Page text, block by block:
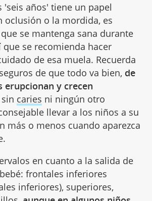
'seis años' tiene un papel
oclusión o la mordida, es
se mantenga sana durante
que se recomienda hacer
de esa muela. Recuerda
de que todo va bien, de
erupcionan y crecen
caries ni ningún otro
llevar a los niños a su
más o menos cuando aparezca
en cuanto a la salida de
frontales inferiores
inferiores), superiores,